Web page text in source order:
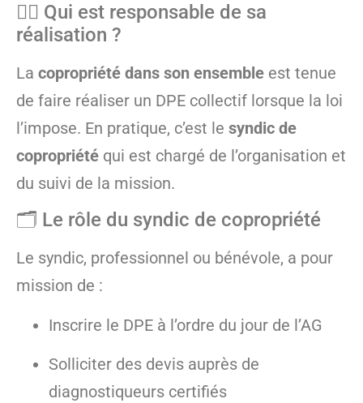
🧑‍⚖️ Qui est responsable de sa
réalisation ?
La copropriété dans son ensemble est tenue
de faire réaliser un DPE collectif lorsque la loi
l’impose. En pratique, c’est le syndic de
copropriété qui est chargé de l’organisation et
du suivi de la mission.
🗂️ Le rôle du syndic de copropriété
Le syndic, professionnel ou bénévole, a pour
mission de :
Inscrire le DPE à l’ordre du jour de l’AG
Solliciter des devis auprès de
diagnostiqueurs certifiés